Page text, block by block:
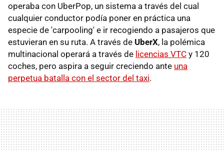
operaba con UberPop, un sistema a través del cual
cualquier conductor podía poner en práctica una
especie de 'carpooling' e ir recogiendo a pasajeros que
estuvieran en su ruta. A través de UberX, la polémica
multinacional operará a través de licencias VTC y 120
coches, pero aspira a seguir creciendo ante una
perpetua batalla con el sector del taxi.